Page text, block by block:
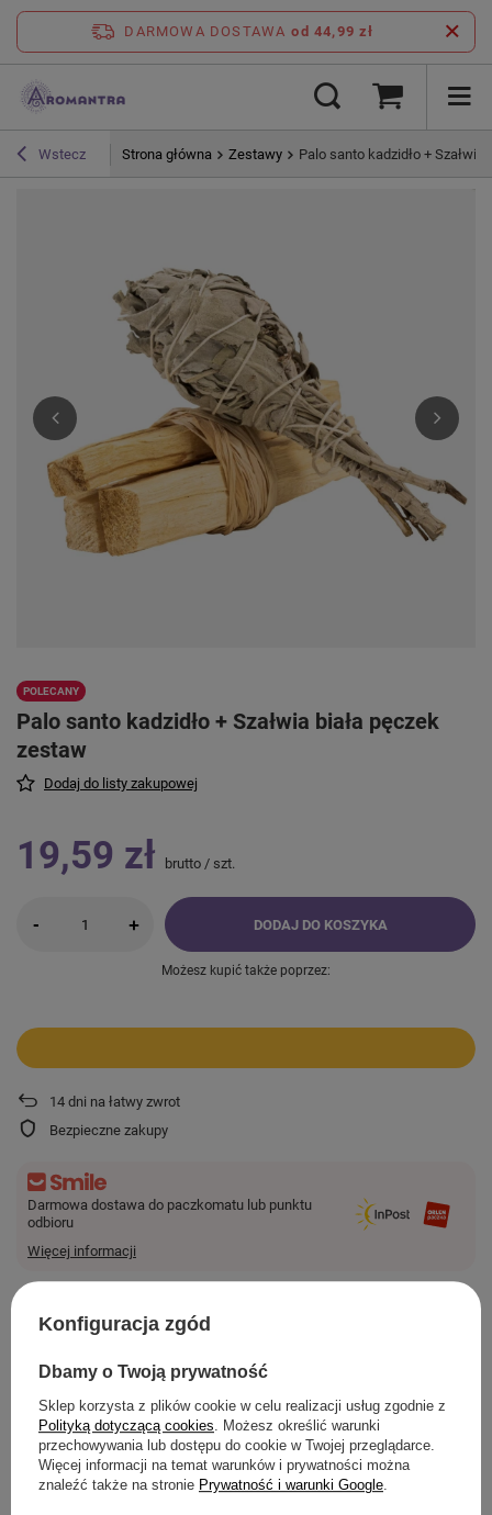
DARMOWA DOSTAWA od 44,99 zł
Wstecz Strona główna Zestawy Palo santo kadzidło +
POLECANY
Palo santo kadzidło + Szałwia biała pęczek
zestaw
Dodaj do listy zakupowej
19,59 zł brutto / szt.
- + DODAJ DO KOSZYKA
Możesz kupić także poprzez:
14 dni na łatwy zwrot
Bezpieczne zakupy
Darmowa dostawa do paczkomatu lub punktu
odbioru
Więcej informacji
SZCZEGÓŁOWE INFORMACJE
Z NASZEGO BLOGA
Konfiguracja zgód
Dbamy o Twoją prywatność
Sklep korzysta z plików cookie w celu realizacji usług zgodnie z
Polityką dotyczącą cookies. Możesz określić warunki
przechowywania lub dostępu do cookie w Twojej przeglądarce.
Więcej informacji na temat warunków i prywatności można
znaleźć także na stronie Prywatność i warunki Google.